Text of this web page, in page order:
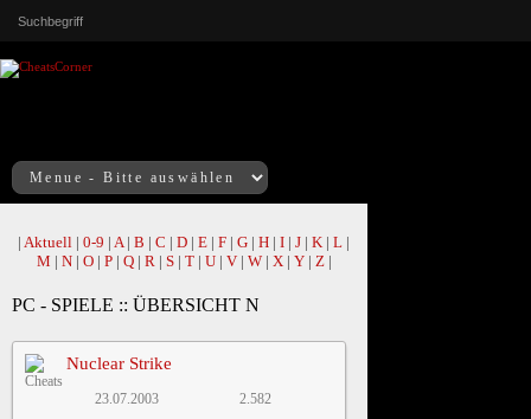
| Aktuell | 0-9 | A| B | C | D | E | F | G | H | I | J | K | L |
M | N | O | P | Q | R | S | T | U | V | W | X | Y | Z |
PC - SPIELE :: ÜBERSICHT N
Nuclear Strike
23.07.2003 2.582